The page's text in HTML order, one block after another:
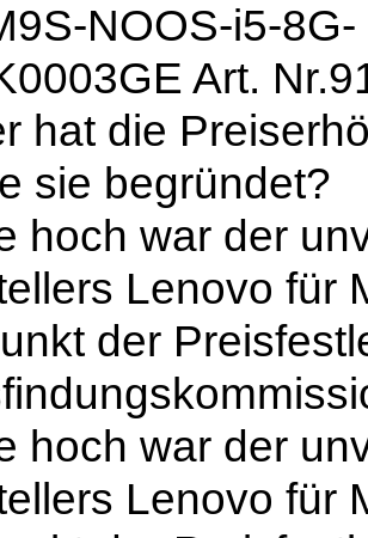
NOOS-i5-
Art.
hat die
sie begründet?
hoch war der
Lenovo für
der
hoch war der
Lenovo für